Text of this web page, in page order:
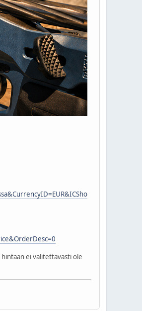
ei valitettavasti ole